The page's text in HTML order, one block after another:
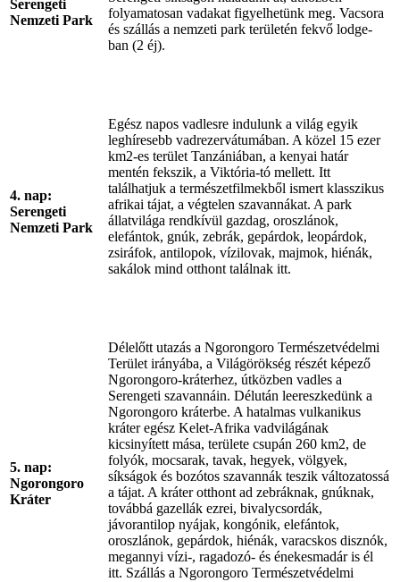
Serengeti
Nemzeti Park
folyamatosan vadakat figyelhetünk meg. Vacsora
és szállás a nemzeti park területén fekvő lodge-
ban (2 éj).
4. nap:
Serengeti
Nemzeti Park
Egész napos vadlesre indulunk a világ egyik
leghíresebb vadrezervátumában. A közel 15 ezer
km2-es terület Tanzániában, a kenyai határ
mentén fekszik, a Viktória-tó mellett. Itt
találhatjuk a természetfilmekből ismert klasszikus
afrikai tájat, a végtelen szavannákat. A park
állatvilága rendkívül gazdag, oroszlánok,
elefántok, gnúk, zebrák, gepárdok, leopárdok,
zsiráfok, antilopok, vízilovak, majmok, hiénák,
sakálok mind otthont találnak itt.
5. nap:
Ngorongoro
Kráter
Délelőtt utazás a Ngorongoro Természetvédelmi
Terület irányába, a Világörökség részét képező
Ngorongoro-kráterhez, útközben vadles a
Serengeti szavannáin. Délután leereszkedünk a
Ngorongoro kráterbe. A hatalmas vulkanikus
kráter egész Kelet-Afrika vadvilágának
kicsinyített mása, területe csupán 260 km2, de
folyók, mocsarak, tavak, hegyek, völgyek,
síkságok és bozótos szavannák teszik változatossá
a tájat. A kráter otthont ad zebráknak, gnúknak,
továbbá gazellák ezrei, bivalycsordák,
jávorantilop nyájak, kongónik, elefántok,
oroszlánok, gepárdok, hiénák, varacskos disznók,
megannyi vízi-, ragadozó- és énekesmadár is él
itt. Szállás a Ngorongoro Természetvédelmi